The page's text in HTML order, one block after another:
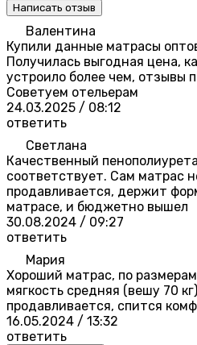
Написать отзыв
Валентина
Купили данные матрасы
Получилась выгодная цена,
устроило более чем, отзывы
Советуем отельерам
24.03.2025 / 08:12
ответить
Светлана
Качественный
соответствует. Сам матрас
продавливается, держит
матрасе, и бюджетно вышел
30.08.2024 / 09:27
ответить
Мария
Хороший матрас, по
мягкость средняя (вешу 70
продавливается, спится
16.05.2024 / 13:32
ответить